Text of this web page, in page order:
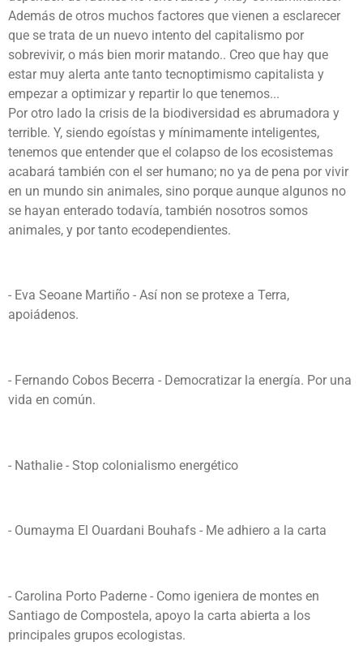
Además de otros muchos factores que vienen a esclarecer
que se trata de un nuevo intento del capitalismo por
sobrevivir, o más bien morir matando.. Creo que hay que
estar muy alerta ante tanto tecnoptimismo capitalista y
empezar a optimizar y repartir lo que tenemos...
Por otro lado la crisis de la biodiversidad es abrumadora y
terrible. Y, siendo egoístas y mínimamente inteligentes,
tenemos que entender que el colapso de los ecosistemas
acabará también con el ser humano; no ya de pena por vivir
en un mundo sin animales, sino porque aunque algunos no
se hayan enterado todavía, también nosotros somos
animales, y por tanto ecodependientes.
- Eva Seoane Martiño - Así non se protexe a Terra,
apoiádenos.
- Fernando Cobos Becerra - Democratizar la energía. Por una
vida en común.
- Nathalie - Stop colonialismo energético
- Oumayma El Ouardani Bouhafs - Me adhiero a la carta
- Carolina Porto Paderne - Como igeniera de montes en
Santiago de Compostela, apoyo la carta abierta a los
principales grupos ecologistas.